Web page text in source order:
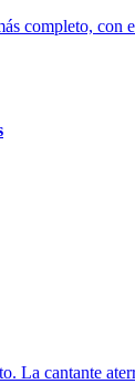
completo,
La cantante